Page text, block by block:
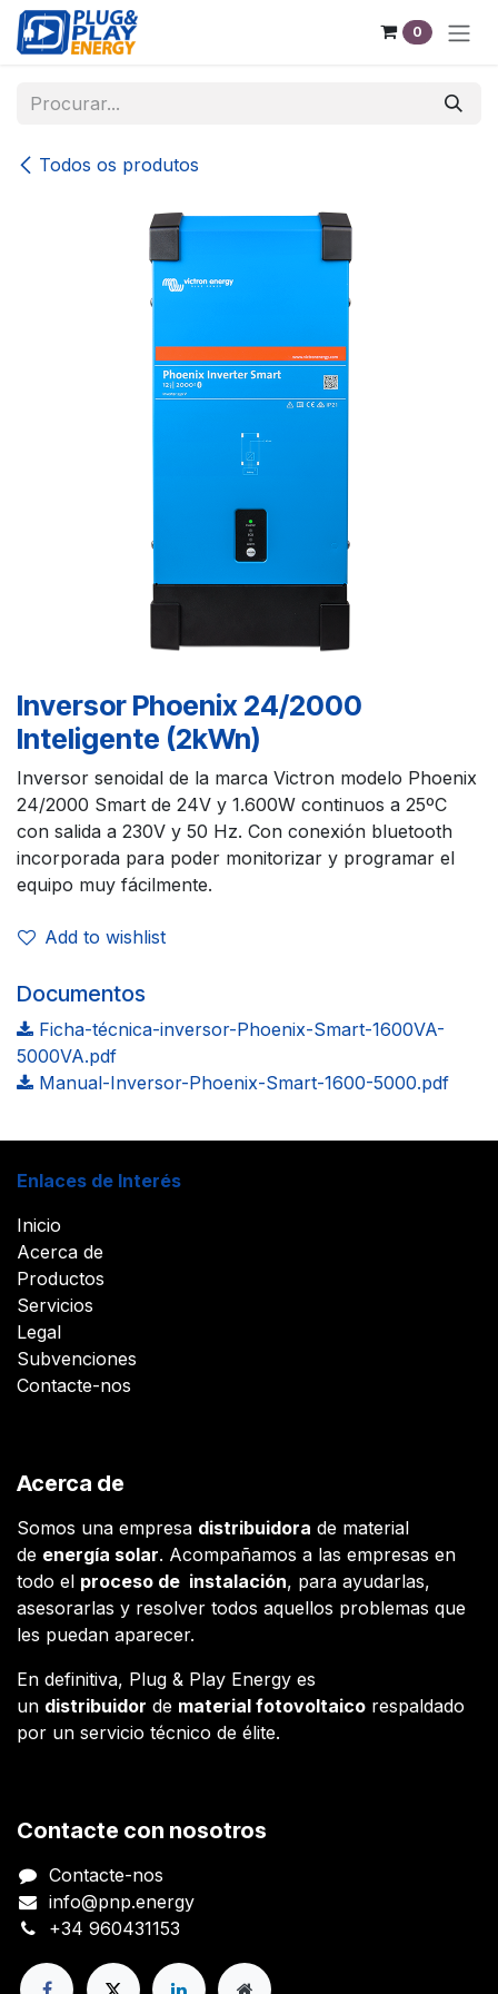
Pular para o conteúdo
0
Todos os produtos
Inversor Phoenix 24/2000
Inteligente (2kWn)
Inversor senoidal de la marca Victron modelo Phoenix
24/2000 Smart de 24V y 1.600W continuos a 25ºC
con salida a 230V y 50 Hz. Con conexión bluetooth
incorporada para poder monitorizar y programar el
equipo muy fácilmente.
Add to wishlist
Documentos
Ficha-técnica-inversor-Phoenix-Smart-1600VA-
5000VA.pdf
Manual-Inversor-Phoenix-Smart-1600-5000.pdf
Enlaces de Interés
Inicio
Acerca de
Productos
Servicios
Legal
Subvenciones
Contacte-nos
Acerca de
Somos una empresa distribuidora de material
de energía solar. Acompañamos a las empresas en
todo el proceso de instalación, para ayudarlas,
asesorarlas y resolver todos aquellos problemas que
les puedan aparecer.
En definitiva, Plug & Play Energy es
un distribuidor de material fotovoltaico respaldado
por un servicio técnico de élite.
Contacte con nosotros
Contacte-nos
info@pnp.energy
+34 960431153